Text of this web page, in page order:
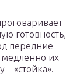
готовность,
передние
медленно их
– «стойка».